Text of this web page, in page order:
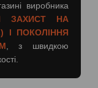
виробника
ЗАХИСТ НА
I ПОКОЛІННЯ
, з швидкою